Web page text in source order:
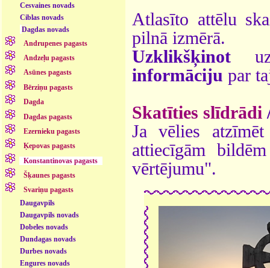
Cesvaines novads
Ciblas novads
Dagdas novads
Andrupenes pagasts
Andzeļu pagasts
Asūnes pagasts
Bērziņu pagasts
Dagda
Dagdas pagasts
Ezernieku pagasts
Ķepovas pagasts
Konstantinovas pagasts
Šķaunes pagasts
Svariņu pagasts
Daugavpils
Daugavpils novads
Dobeles novads
Dundagas novads
Durbes novads
Engures novads
Atlasīto attēlu
pilnā izmērā.
Uzklikšķinot
informāciju par
Skatīties slīdrādi
Ja vēlies
attiecīgām
vērtējumu".